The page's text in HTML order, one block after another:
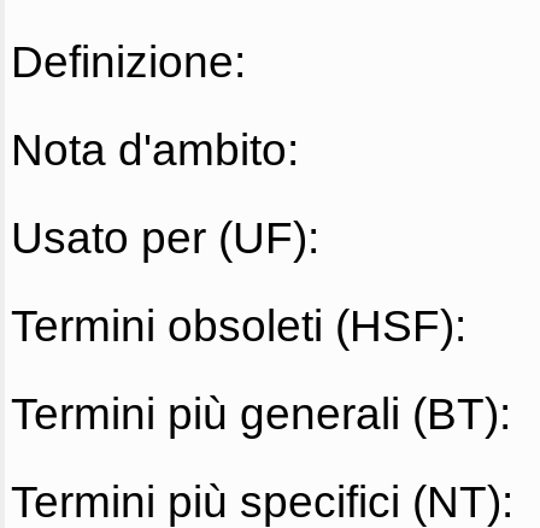
Definizione:
Nota d'ambito:
Usato per (UF):
Termini obsoleti (HSF):
Termini più generali (BT):
Termini più specifici (NT):